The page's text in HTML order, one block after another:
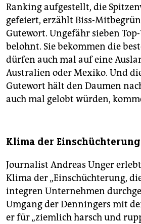
Ranking aufgestellt, die
gefeiert, erzählt Biss-
Gutewort. Ungefähr sieben
belohnt. Sie bekommen die
dürfen auch mal auf eine
Australien oder Mexiko. Und
Gutewort hält den Daumen
auch mal gelobt würden,
Klima der Einschüchterung
Journalist Andreas Unger
Klima der „Einschüchterung,
integren Unternehmen
Umgang der Denningers mit
er für „ziemlich harsch und